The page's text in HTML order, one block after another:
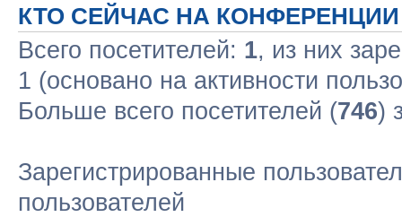
КТО СЕЙЧАС НА КОНФЕРЕНЦИИ
Всего посетителей: 1, из них
1 (основано на активности
Больше всего посетителей (746)
Зарегистрированные
пользователей